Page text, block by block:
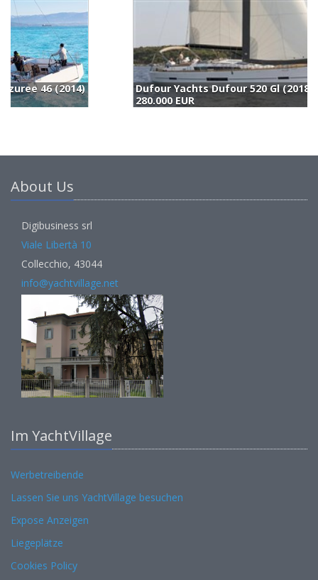
Dufour Yachts Dufour 520 Gl (2018)
280.000 EUR
About Us
Digibusiness srl
Viale Libertà 10
Collecchio, 43044
info@yachtvillage.net
Im YachtVillage
Werbetreibende
Lassen Sie uns YachtVillage besuchen
Expose Anzeigen
Liegeplätze
Cookies Policy